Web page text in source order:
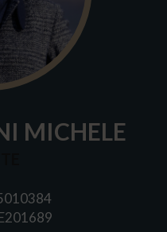
MICHELE